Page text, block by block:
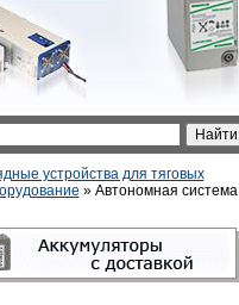
устройства для тяговых
» Автономная система